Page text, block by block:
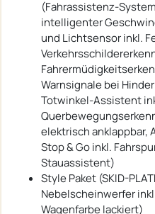
(Fahrassistenz-
intelligenter
und Lichtsensor inkl.
Warnsignale bei
Totwinkel-Assistent
elektrisch
Stop & Go inkl.
Stauassistent)
Style Paket (SKID-
Nebelscheinwerfer
Wagenfarbe lackiert)